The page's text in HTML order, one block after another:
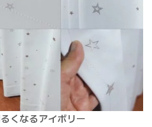
くなるアイボリー